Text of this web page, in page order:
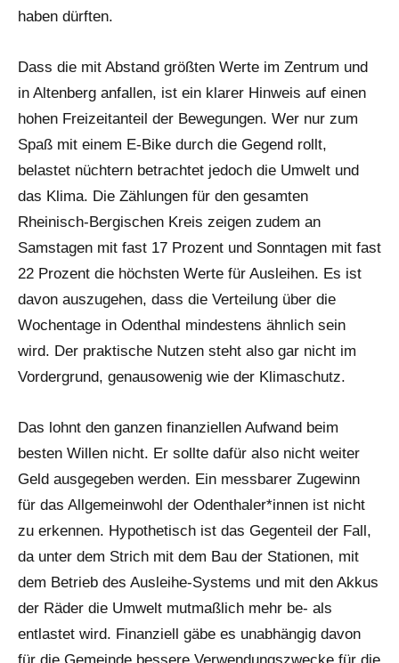
haben dürften.
Dass die mit Abstand größten Werte im Zentrum und
in Altenberg anfallen, ist ein klarer Hinweis auf einen
hohen Freizeitanteil der Bewegungen. Wer nur zum
Spaß mit einem E-Bike durch die Gegend rollt,
belastet nüchtern betrachtet jedoch die Umwelt und
das Klima. Die Zählungen für den gesamten
Rheinisch-Bergischen Kreis zeigen zudem an
Samstagen mit fast 17 Prozent und Sonntagen mit fast
22 Prozent die höchsten Werte für Ausleihen. Es ist
davon auszugehen, dass die Verteilung über die
Wochentage in Odenthal mindestens ähnlich sein
wird. Der praktische Nutzen steht also gar nicht im
Vordergrund, genausowenig wie der Klimaschutz.
Das lohnt den ganzen finanziellen Aufwand beim
besten Willen nicht. Er sollte dafür also nicht weiter
Geld ausgegeben werden. Ein messbarer Zugewinn
für das Allgemeinwohl der Odenthaler*innen ist nicht
zu erkennen. Hypothetisch ist das Gegenteil der Fall,
da unter dem Strich mit dem Bau der Stationen, mit
dem Betrieb des Ausleihe-Systems und mit den Akkus
der Räder die Umwelt mutmaßlich mehr be- als
entlastet wird. Finanziell gäbe es unabhängig davon